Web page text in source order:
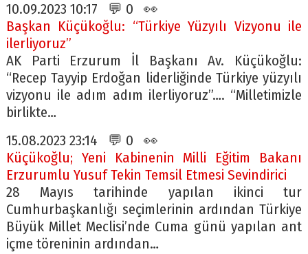
10.09.2023 10:17 💬 0 👀
Başkan Küçükoğlu: “Türkiye Yüzyılı Vizyonu ile
ilerliyoruz”
AK Parti Erzurum İl Başkanı Av. Küçükoğlu:
“Recep Tayyip Erdoğan liderliğinde Türkiye yüzyılı
vizyonu ile adım adım ilerliyoruz”…. “Milletimizle
birlikte…
15.08.2023 23:14 💬 0 👀
Küçükoğlu; Yeni Kabinenin Milli Eğitim Bakanı
Erzurumlu Yusuf Tekin Temsil Etmesi Sevindirici
28 Mayıs tarihinde yapılan ikinci tur
Cumhurbaşkanlığı seçimlerinin ardından Türkiye
Büyük Millet Meclisi’nde Cuma günü yapılan ant
içme töreninin ardından…